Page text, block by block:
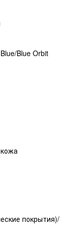
Blue Orbit
покрытия)/